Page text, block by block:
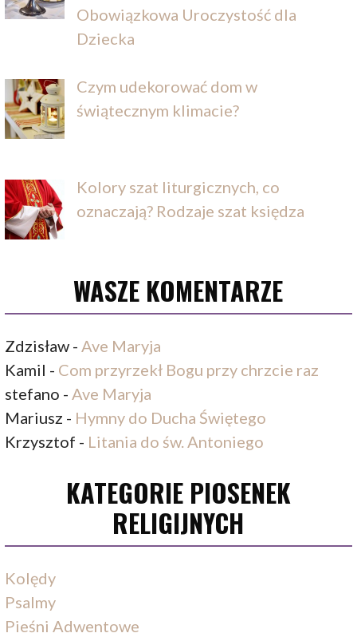
Obowiązkowa Uroczystość dla
Dziecka
Czym udekorować dom w
świątecznym klimacie?
Kolory szat liturgicznych, co
oznaczają? Rodzaje szat księdza
WASZE KOMENTARZE
Zdzisław -Ave Maryja
Kamil - Com przyrzekł Bogu przy chrzcie raz
stefano -Ave Maryja
Mariusz - Hymny do Ducha Świętego
Krzysztof - Litania do św. Antoniego
KATEGORIE PIOSENEK
RELIGIJNYCH
Kolędy
Psalmy
Pieśni Adwentowe